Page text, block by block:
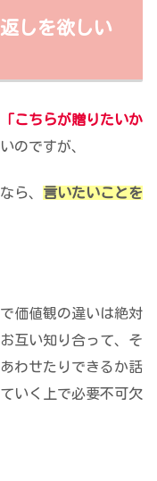
しを欲しい
「こちらが贈りたいか
のですが、
ら、 言いたいことを
価値観の違いは絶対
互い知り合って、そ
わせたりできるか話
いく上で必要不可欠